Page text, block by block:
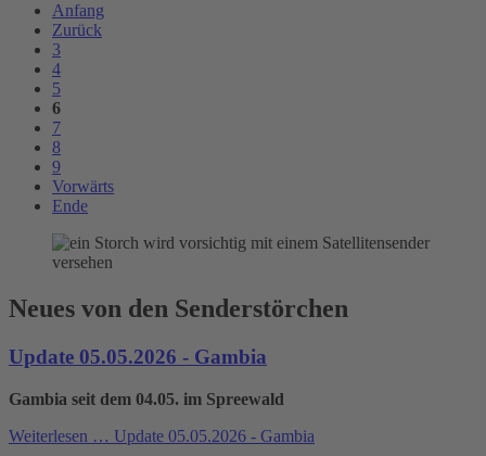
Anfang
Zurück
3
4
5
6
7
8
9
Vorwärts
Ende
Neues von den Senderstörchen
Update 05.05.2026 - Gambia
Gambia seit dem 04.05. im Spreewald
Weiterlesen … Update 05.05.2026 - Gambia